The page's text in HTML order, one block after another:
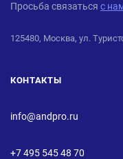
Просьба связаться с
125480, Москва, ул.
КОНТАКТЫ
info@andpro.ru
+7 495 545 48 70